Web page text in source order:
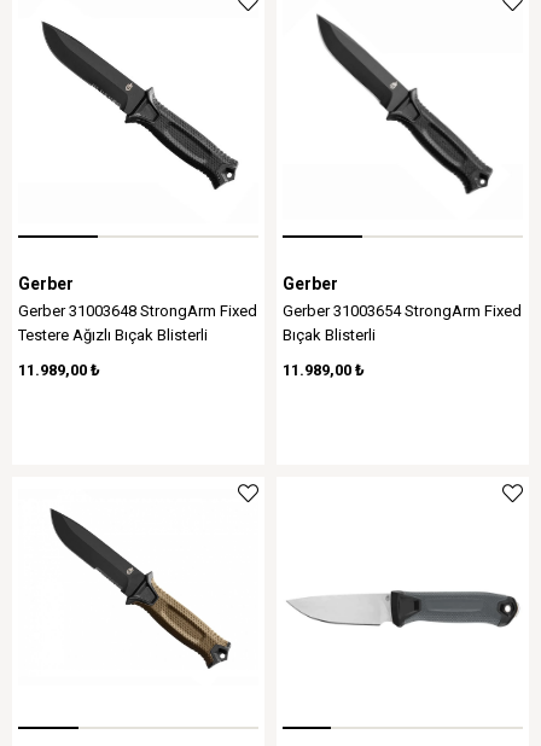
Gerber
Gerber 31003648 StrongArm Fixed
Testere Ağızlı Bıçak Blisterli
11.989,00 ₺
Gerber
Gerber 31003654 StrongArm Fixed
Bıçak Blisterli
11.989,00 ₺